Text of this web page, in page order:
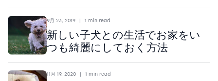
9月 23, 2019 | 1 min read
新しい子犬との生活でお家をい
つも綺麗にしておく方法
11月 19, 2020 | 1 min read